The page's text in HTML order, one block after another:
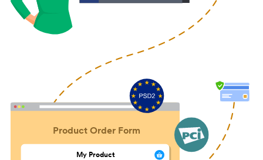
Product Order Form
My Product